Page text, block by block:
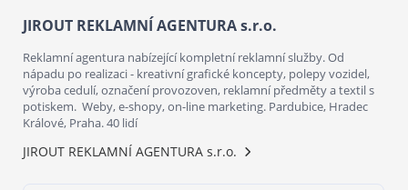
JIROUT REKLAMNÍ AGENTURA s.r.o.
Reklamní agentura nabízející kompletní reklamní služby. Od
nápadu po realizaci - kreativní grafické koncepty, polepy vozidel,
výroba cedulí, označení provozoven, reklamní předměty a textil s
potiskem. Weby, e-shopy, on-line marketing. Pardubice, Hradec
Králové, Praha. 40 lidí
JIROUT REKLAMNÍ AGENTURA s.r.o.